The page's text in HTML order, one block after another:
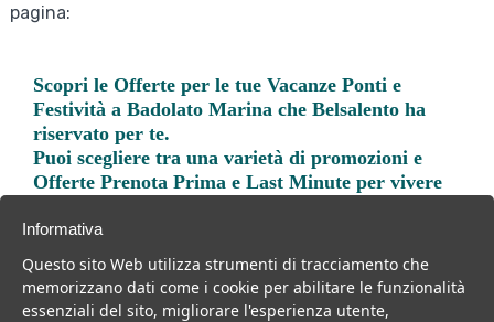
pagina:
Scopri leOfferte per le tue Vacanze Ponti e
Festività a Badolato Marina che Belsalento ha
riservato per te.
Puoi scegliere tra una varietà di promozioni e
Offerte Prenota Prima e Last Minute per vivere
Informativa
Questo sito Web utilizza strumenti di tracciamento che
memorizzano dati come i cookie per abilitare le funzionalità
essenziali del sito, migliorare l'esperienza utente,